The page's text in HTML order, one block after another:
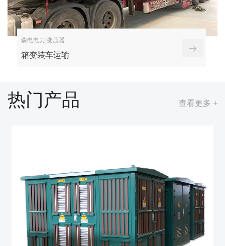
森电电力|变压器
箱变装车运输
热门产品 查看更多 +